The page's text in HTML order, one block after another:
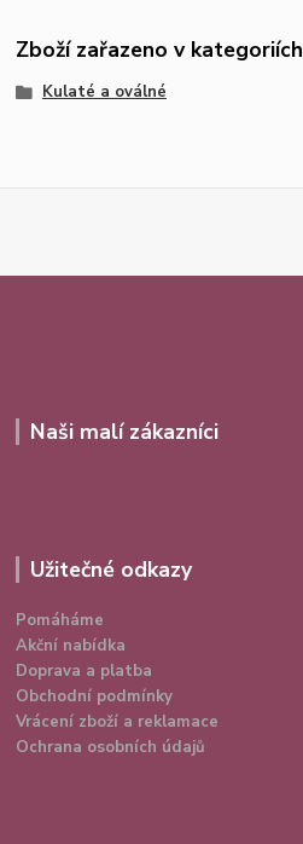
Zboží zařazeno v kategoriích
Kulaté a oválné
Naši malí zákazníci
Užitečné odkazy
Pomáháme
Akční nabídka
Doprava a platba
Obchodní podmínky
Vrácení zboží a reklamace
Ochrana osobních údajů